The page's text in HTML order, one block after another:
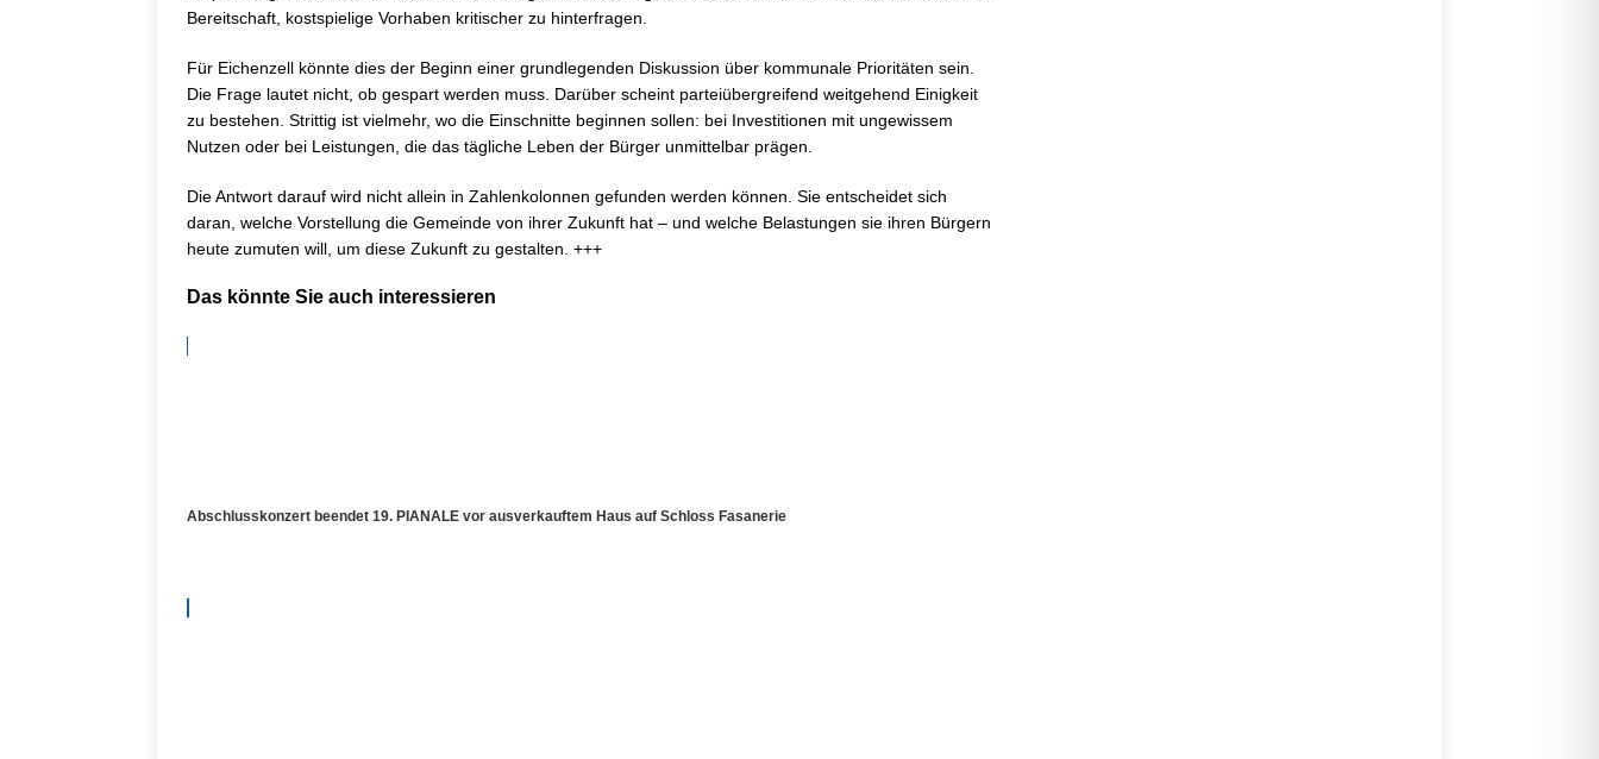
Bereitschaft, kostspielige Vorhaben kritischer zu hinterfragen.
Für Eichenzell könnte dies der Beginn einer grundlegenden Diskussion über kommunale Prioritäten sein.
Die Frage lautet nicht, ob gespart werden muss. Darüber scheint parteiübergreifend weitgehend Einigkeit
zu bestehen. Strittig ist vielmehr, wo die Einschnitte beginnen sollen: bei Investitionen mit ungewissem
Nutzen oder bei Leistungen, die das tägliche Leben der Bürger unmittelbar prägen.
Die Antwort darauf wird nicht allein in Zahlenkolonnen gefunden werden können. Sie entscheidet sich
daran, welche Vorstellung die Gemeinde von ihrer Zukunft hat – und welche Belastungen sie ihren Bürgern
heute zumuten will, um diese Zukunft zu gestalten. +++
Das könnte Sie auch interessieren
Abschlusskonzert beendet 19. PIANALE vor ausverkauftem Haus auf Schloss Fasanerie